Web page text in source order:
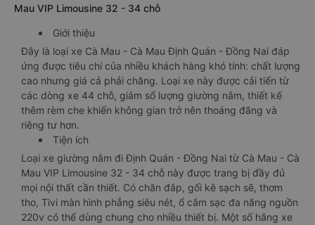
Mau VIP Limousine 32 - 34 chỗ
Giới thiệu
Đây là loại xe Cà Mau - Cà Mau Định Quán - Đồng Nai đáp
ứng được tiêu chí của nhiều khách hàng khó tính: chất lượng
cao nhưng giá cả phải chăng. Loại xe này được cải tiến từ
các dòng xe 44 chỗ, giảm số lượng giường nằm, thiết kế
thêm rèm che khiến không gian trở nên thoáng đãng và
riêng tư hơn.
Tiện ích
Loại xe giường nằm đi Định Quán - Đồng Nai từ Cà Mau - Cà
Mau VIP Limousine 32 - 34 chỗ này được trang bị đầy đủ
mọi nội thất cần thiết. Có chăn đắp, gối kê sạch sẽ, thơm
tho, Tivi màn hình phẳng siêu nét, ổ cắm sạc đa năng nguồn
220v có thể dùng chung cho nhiều thiết bị. Một số hãng xe